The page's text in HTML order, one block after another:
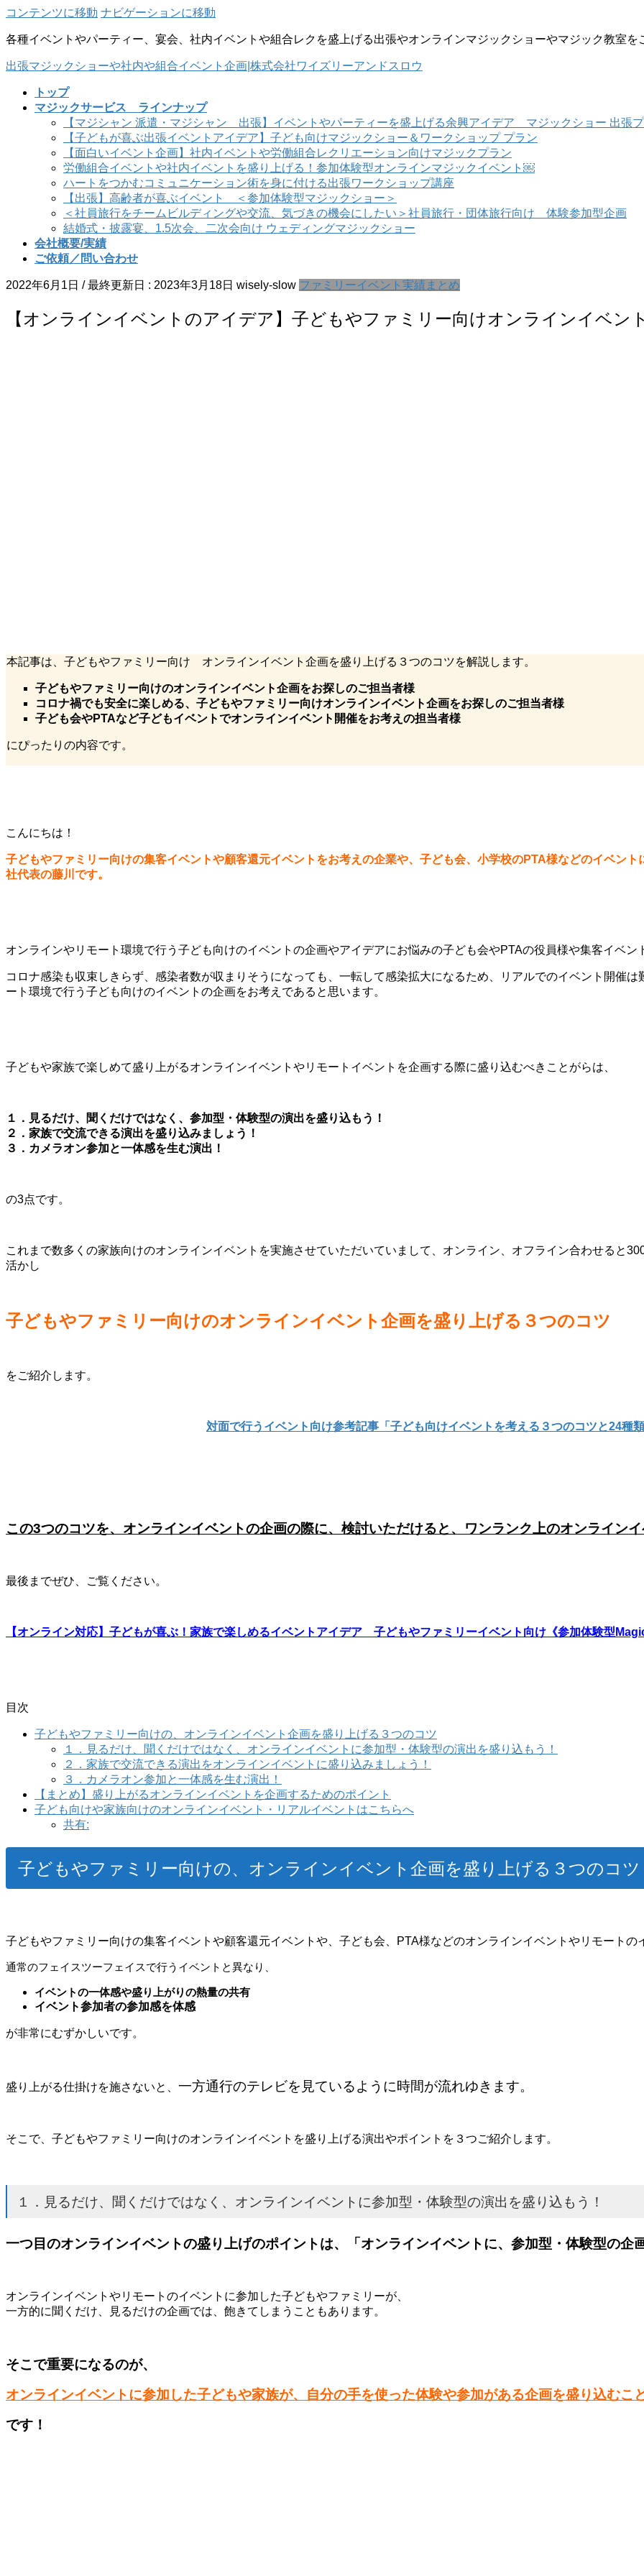
コンテンツに移動 ナビゲーションに移動
各種イベントやパーティー、宴会、社内イベントや組合レクを盛上げる出張やオンラインマジックショーやマジック教室を
出張マジックショーや社内や組合イベント企画|株式会社ワイズリーアンドスロウ
トップ
マジックサービス ラインナップ
【マジシャン 派遣・マジシャン 出張】イベントやパーティーを盛上げる余興アイデア マジックショー 出張
【子どもが喜ぶ出張イベントアイデア】子ども向けマジックショー＆ワークショップ プラン
【面白いイベント企画】社内イベントや労働組合レクリエーション向けマジックプラン
労働組合イベントや社内イベントを盛り上げる！参加体験型オンラインマジックイベント￼
ハートをつかむコミュニケーション術を身に付ける出張ワークショップ講座
【出張】高齢者が喜ぶイベント ＜参加体験型マジックショー＞
＜社員旅行をチームビルディングや交流、気づきの機会にしたい＞社員旅行・団体旅行向け 体験参加型企画
結婚式・披露宴、1.5次会、二次会向け ウェディングマジックショー
会社概要/実績
ご依頼／問い合わせ
2022年6月1日 / 最終更新日 : 2023年3月18日 wisely-slow ファミリーイベント実績まとめ
【オンラインイベントのアイデア】子どもやファミリー向けオンラインイベン
本記事は、子どもやファミリー向け オンラインイベント企画を盛り上げる３つのコツを解説します。
子どもやファミリー向けのオンラインイベント企画をお探しのご担当者様
コロナ禍でも安全に楽しめる、子どもやファミリー向けオンラインイベント企画をお探しのご担当者様
子ども会やPTAなど子どもイベントでオンラインイベント開催をお考えの担当者様
にぴったりの内容です。
こんにちは！
子どもやファミリー向けの集客イベントや顧客還元イベントをお考えの企業や、子ども会、小学校のPTA様などのイベン
社代表の藤川です。
オンラインやリモート環境で行う子ども向けのイベントの企画やアイデアにお悩みの子ども会やPTAの役員様や集客イベン
コロナ感染も収束しきらず、感染者数が収まりそうになっても、一転して感染拡大になるため、リアルでのイベント開催
ート環境で行う子ども向けのイベントの企画をお考えであると思います。
子どもや家族で楽しめて盛り上がるオンラインイベントやリモートイベントを企画する際に盛り込むべきことがらは、
１．見るだけ、聞くだけではなく、参加型・体験型の演出を盛り込もう！
２．家族で交流できる演出を盛り込みましょう！
３．カメラオン参加と一体感を生む演出！
の3点です。
これまで数多くの家族向けのオンラインイベントを実施させていただいていまして、オンライン、オフライン合わせると
活かし
子どもやファミリー向けのオンラインイベント企画を盛り上げる３つのコツ
をご紹介します。
対面で行うイベント向け参考記事「子ども向けイベントを考える３つのコツと24種
この3つのコツを、オンラインイベントの企画の際に、検討いただけると、ワンランク上のオンラインイ
最後までぜひ、ご覧ください。
【オンライン対応】子どもが喜ぶ！家族で楽しめるイベントアイデア 子どもやファミリーイベント向け《参加体験型
目次
子どもやファミリー向けの、オンラインイベント企画を盛り上げる３つのコツ
１．見るだけ、聞くだけではなく、オンラインイベントに参加型・体験型の演出を盛り込もう！
２．家族で交流できる演出をオンラインイベントに盛り込みましょう！
３．カメラオン参加と一体感を生む演出！
【まとめ】盛り上がるオンラインイベントを企画するためのポイント
子ども向けや家族向けのオンラインイベント・リアルイベントはこちらへ
共有:
子どもやファミリー向けの、オンラインイベント企画を盛り上げる３つのコツ
子どもやファミリー向けの集客イベントや顧客還元イベントや、子ども会、PTA様などのオンラインイベントやリモートの
通常のフェイスツーフェイスで行うイベントと異なり、
イベントの一体感や盛り上がりの熱量の共有
イベント参加者の参加感を体感
が非常にむずかしいです。
盛り上がる仕掛けを施さないと、 一方通行のテレビを見ているように時間が流れゆきます。
そこで、子どもやファミリー向けのオンラインイベントを盛り上げる演出やポイントを３つご紹介します。
１．見るだけ、聞くだけではなく、オンラインイベントに参加型・体験型の演出を盛り込もう！
一つ目のオンラインイベントの盛り上げのポイントは、「オンラインイベントに、参加型・体験型の企
オンラインイベントやリモートのイベントに参加した子どもやファミリーが、
一方的に聞くだけ、見るだけの企画では、飽きてしまうこともあります。
そこで重要になるのが、
オンラインイベントに参加した子どもや家族が、自分の手を使った体験や参加がある企画を盛り込むこ
です！